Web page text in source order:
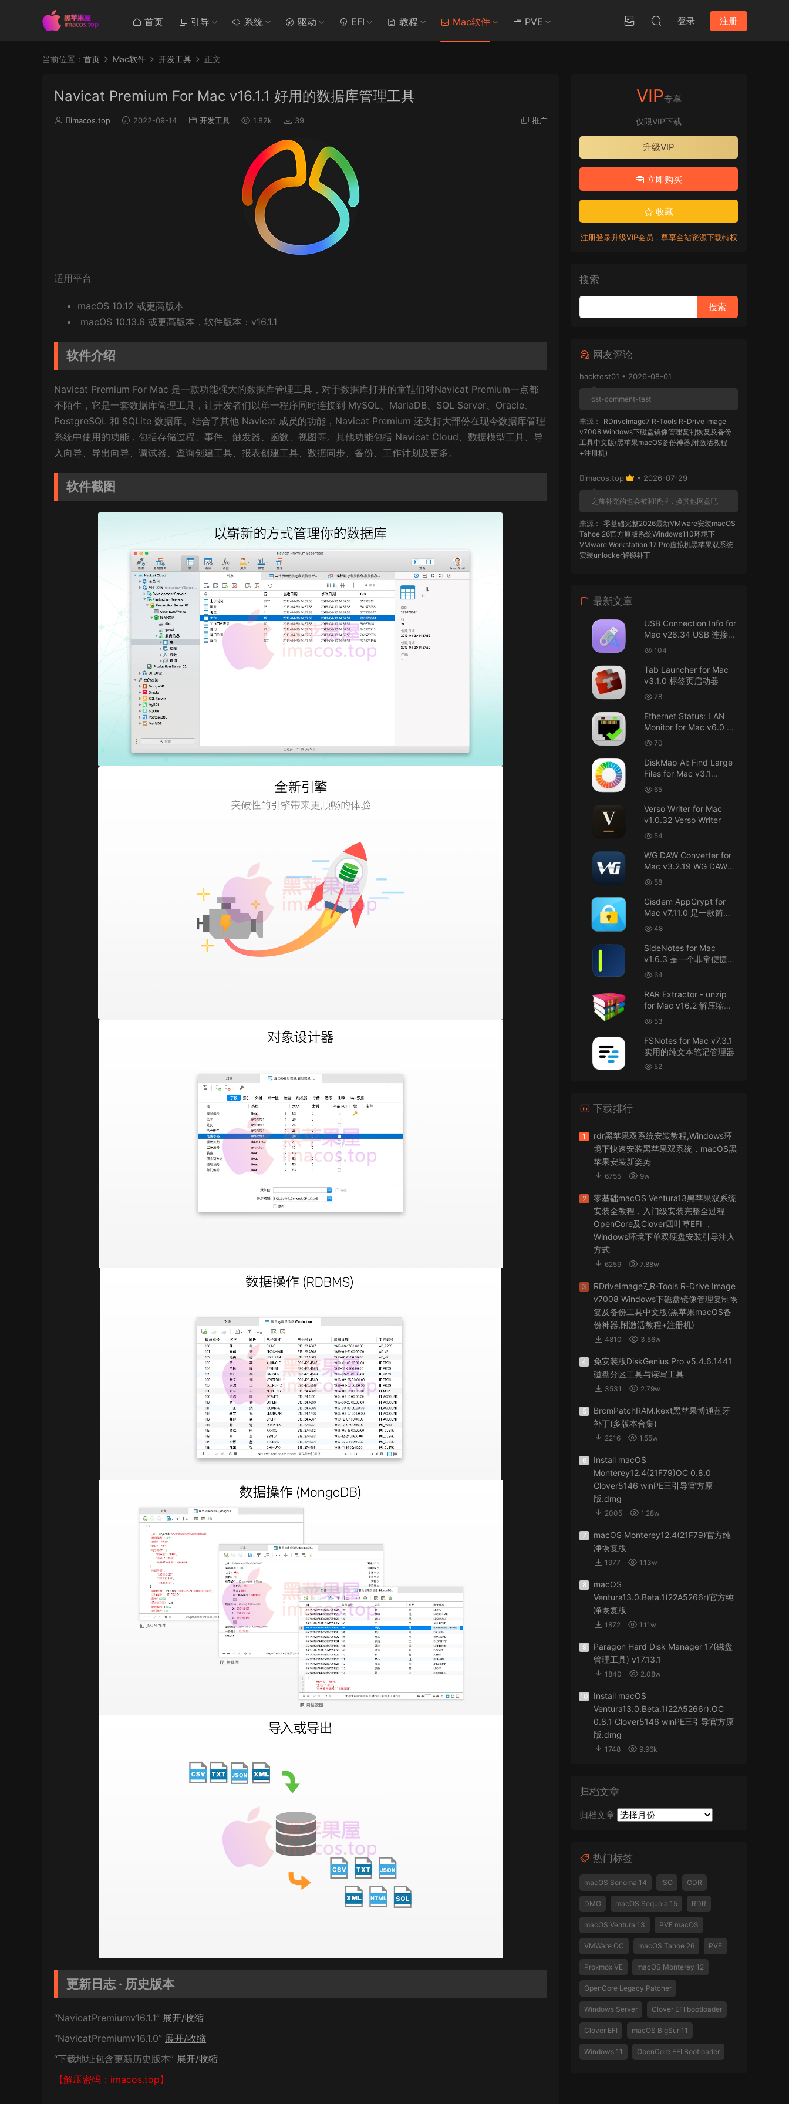
首页 引导 系统 驱动 EFI 教程 Mac软件 PVE 登录 注册
当前位置： 首页 Mac软件 开发工具 正文
Navicat Premium For Mac v16.1.1 好用的数据库管理工具
imacos.top 2022-09-14 开发工具 1.82k 39 推广
适用平台
macOS 10.12 或更高版本
macOS 10.13.6 或更高版本，软件版本：v16.1.1
软件介绍
Navicat Premium For Mac 是一款功能强大的数据库管理工具，对于数据库打开的童鞋们对Navicat Premium一点都
不陌生，它是一套数据库管理工具，让开发者们以单一程序同时连接到 MySQL、MariaDB、SQL Server、Oracle、
PostgreSQL 和 SQLite 数据库。结合了其他 Navicat 成员的功能，Navicat Premium 还支持大部份在现今数据库管理
系统中使用的功能，包括存储过程、事件、触发器、函数、视图等。其他功能包括 Navicat Cloud、数据模型工具、导
入向导、导出向导、调试器、查询创建工具、报表创建工具、数据同步、备份、工作计划及更多。
软件截图
更新日志 · 历史版本
“NavicatPremiumv16.1.1” 展开/收缩
“NavicatPremiumv16.1.0” 展开/收缩
“下载地址包含更新历史版本” 展开/收缩
【解压密码：imacos.top】
VIP专享
仅限VIP下载
升级VIP
立即购买
收藏
注册登录升级VIP会员，尊享全站资源下载特权
搜索
网友评论
hacktest01 • 2026-08-01
cst-comment-test
来源：
RDriveImage7_R-Tools R-Drive Image
v7008 Windows下磁盘镜像管理复制恢复及备份
工具中文版(黑苹果macOS备份神器,附激活教程
+注册机)
imacos.top • 2026-07-29
之前补充的也会被和谐掉，换其他网盘吧
来源：
零基础完整2026最新VMware安装macOS
Tahoe 26官方原版系统Windows110环境下
VMware Workstation 17 Pro虚拟机黑苹果双系统
安装unlocker解锁补丁
AIO = All In One，一站式整合完整版
来源：
DaVinci Resolve Studio 21 for Mac
v21.0.3 AIO 达芬奇世界顶级调色软件
Mac长存
接！直接从苹果公司下载。
u8562248263583923 • 2026-07-29
黑苹果已死
来源： macOS Golden Gate 27 完整安装包链
接！直接从苹果公司下载。
u6525353742092371 • 2026-07-26
来源： DaVinci Resolve Studio 21 for Mac
v21.0.3 AIO 达芬奇世界顶级调色软件
janm999 • 2026-07-23
谢谢分享~
来源： AppleIGC.kext v1.8 黑苹果2.5G有线网卡
u9121732520675862 • 2026-07-22
可以重新发送夸克的资源吗，夸克的已经失
效了
Tahoe 26官方原版系统Windows110环境下
VMware Workstation 17 Pro虚拟机黑苹果双系统
安装unlocker解锁补丁
怎么安装？
来源： PDFify for Mac v5.0 专业的PDF处理软件
imacos.top • 2026-07-19
来源： Adobe Photoshop 2026 for Mac v27.8.0
专业的图片处理软件
最新文章
USB Connection Info for
Mac v26.34 USB 连接信
息 104
Tab Launcher for Mac
v3.1.0 标签页启动器
78
Ethernet Status: LAN
Monitor for Mac v6.0 以
太网状态：LAN 监控
70
DiskMap Al: Find Large
Files for Mac v3.1
DiskMap AL：查找大文
件
65
Verso Writer for Mac
v1.0.32 Verso Writer
54
WG DAW Converter for
Mac v3.2.19 WG DAW转
换器
58
Cisdem AppCrypt for
Mac v7.11.0 是一款简单
好用的Mac应用加密软件
48
SideNotes for Mac
v1.6.3 是一个非常便捷的
笔记软件
64
RAR Extractor - unzip
for Mac v16.2 解压缩工
具 53
FSNotes for Mac v7.3.1
实用的纯文本笔记管理器
52
下载排行
1
rdr黑苹果双系统安装教程,Windows环
境下快速安装黑苹果双系统，macOS黑
苹果安装新姿势
6755 9w
2
零基础macOS Ventura13黑苹果双系统
安装全教程，入门级安装完整全过程
OpenCore及Clover四叶草EFI ，
Windows环境下单双硬盘安装引导注入
方式
6259 7.88w
3
RDriveImage7_R-Tools R-Drive Image
v7008 Windows下磁盘镜像管理复制恢
复及备份工具中文版(黑苹果macOS备
份神器,附激活教程+注册机)
4810 3.56w
4
免安装版DiskGenius Pro v5.4.6.1441
磁盘分区工具与读写工具
3531 2.79w
5
BrcmPatchRAM.kext黑苹果博通蓝牙
补丁(多版本合集)
2216 1.55w
6
Install macOS
Monterey12.4(21F79)OC 0.8.0
Clover5146 winPE三引导官方原
版.dmg
2005 1.28w
7
macOS Monterey12.4(21F79)官方纯
净恢复版
1977 1.13w
8
macOS
Ventura13.0.Beta.1(22A5266r)官方纯
净恢复版
1872 1.11w
9
Paragon Hard Disk Manager 17(磁盘
管理工具) v17.13.1
1840 2.08w
10
Install macOS
Ventura13.0.Beta.1(22A5266r).OC
0.8.1 Clover5146 winPE三引导官方原
版.dmg
1748 9.96k
归档文章
归档文章
热门标签
macOS Sonoma 14 ISO CDR
DMG macOS Sequoia 15 RDR
macOS Ventura 13 PVE macOS
VMWare OC macOS Tahoe 26 PVE
Proxmox VE macOS Monterey 12
OpenCore Legacy Patcher
Windows Server Clover EFI bootloader
Clover EFI macOS BigSur 11
Windows 11 OpenCore EFI Bootloader